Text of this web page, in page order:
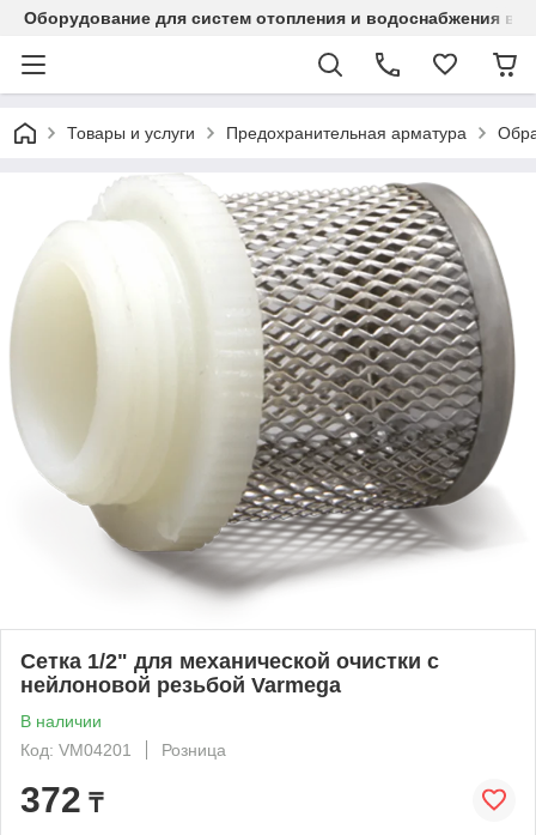
Оборудование для систем отопления и водоснабжения в
Товары и услуги Предохранительная арматура
Сетка 1/2" для механической очистки с
нейлоновой резьбой Varmega
В наличии
Код: VM04201
Розница
372 ₸